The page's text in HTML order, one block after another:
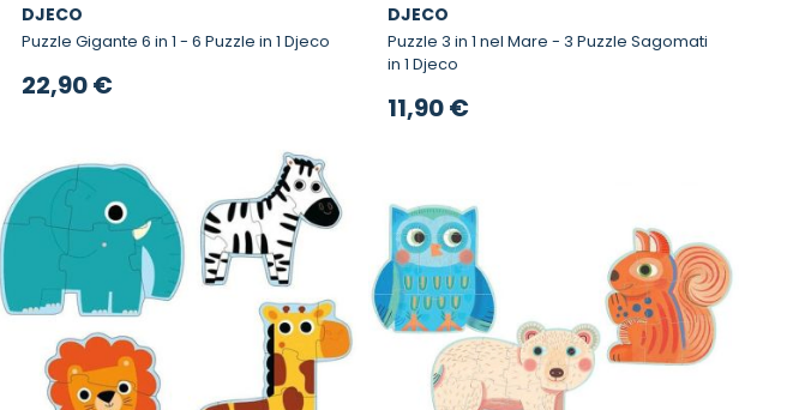
DJECO
Puzzle Gigante 6 in 1 - 6 Puzzle in 1 Djeco
22,90 €
DJECO
Puzzle 3 in 1 nel Mare - 3 Puzzle Sagomati
in 1 Djeco
11,90 €